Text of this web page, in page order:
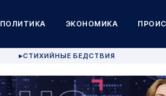
ПОЛИТИКА ЭКОНОМИКА
▶СТИХИЙНЫЕ БЕДСТВИЯ